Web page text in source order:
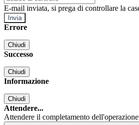
E-mail inviata, si prega di controllare la
Errore
Chiudi
Successo
Chiudi
Informazione
Chiudi
Attendere...
Attendere il completamento